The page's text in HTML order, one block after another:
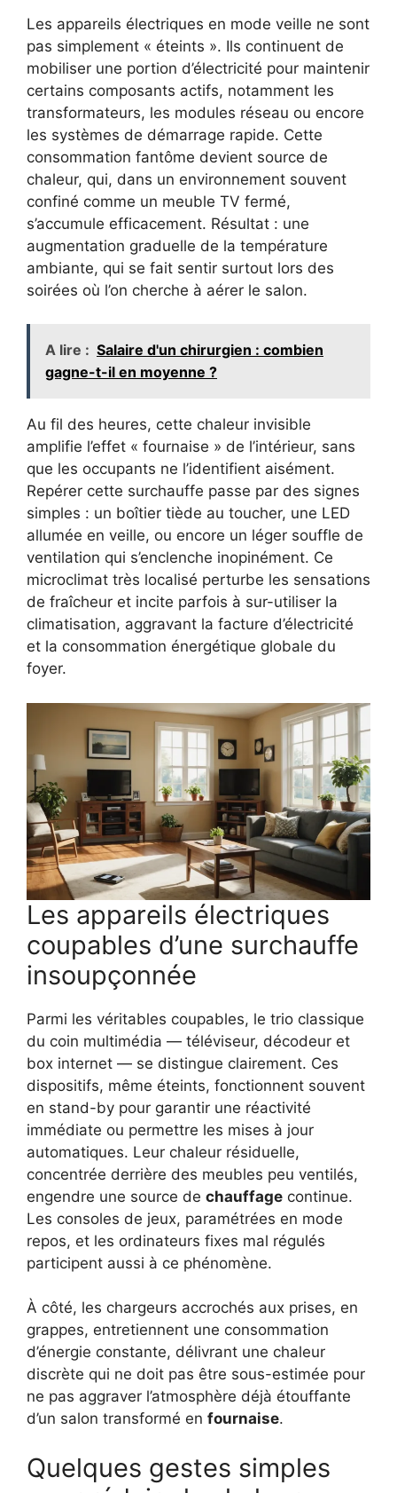
Les appareils électriques en mode veille ne sont
pas simplement « éteints ». Ils continuent de
mobiliser une portion d’électricité pour maintenir
certains composants actifs, notamment les
transformateurs, les modules réseau ou encore
les systèmes de démarrage rapide. Cette
consommation fantôme devient source de
chaleur, qui, dans un environnement souvent
confiné comme un meuble TV fermé,
s’accumule efficacement. Résultat : une
augmentation graduelle de la température
ambiante, qui se fait sentir surtout lors des
soirées où l’on cherche à aérer le salon.
A lire : Salaire d'un chirurgien : combien
gagne-t-il en moyenne ?
Au fil des heures, cette chaleur invisible
amplifie l’effet « fournaise » de l’intérieur, sans
que les occupants ne l’identifient aisément.
Repérer cette surchauffe passe par des signes
simples : un boîtier tiède au toucher, une LED
allumée en veille, ou encore un léger souffle de
ventilation qui s’enclenche inopinément. Ce
microclimat très localisé perturbe les sensations
de fraîcheur et incite parfois à sur-utiliser la
climatisation, aggravant la facture d’électricité
et la consommation énergétique globale du
foyer.
Les appareils électriques
coupables d’une surchauffe
insoupçonnée
Parmi les véritables coupables, le trio classique
du coin multimédia — téléviseur, décodeur et
box internet — se distingue clairement. Ces
dispositifs, même éteints, fonctionnent souvent
en stand-by pour garantir une réactivité
immédiate ou permettre les mises à jour
automatiques. Leur chaleur résiduelle,
concentrée derrière des meubles peu ventilés,
engendre une source de chauffage continue.
Les consoles de jeux, paramétrées en mode
repos, et les ordinateurs fixes mal régulés
participent aussi à ce phénomène.
À côté, les chargeurs accrochés aux prises, en
grappes, entretiennent une consommation
d’énergie constante, délivrant une chaleur
discrète qui ne doit pas être sous-estimée pour
ne pas aggraver l’atmosphère déjà étouffante
d’un salon transformé en fournaise.
Quelques gestes simples